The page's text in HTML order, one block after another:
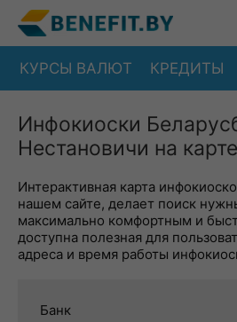
КУРСЫ ВАЛЮТ КРЕДИТЫ
Инфокиоски
Нестановичи на карте
Интерактивная карта
нашем сайте, делает поиск
максимально комфортным и
доступна полезная для
адреса и время работы
Банк